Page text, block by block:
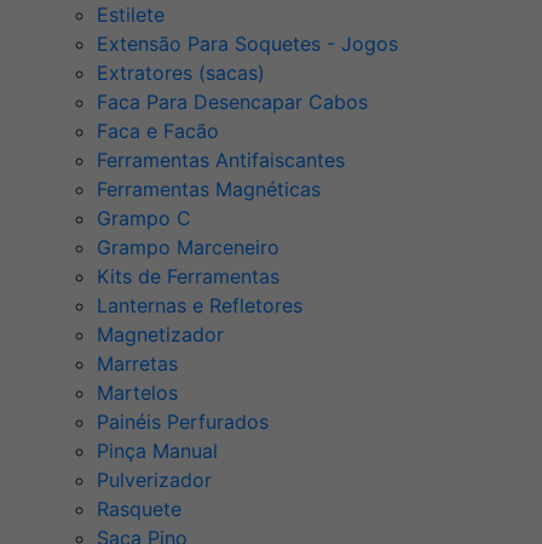
Estilete
Extensão Para Soquetes - Jogos
Extratores (sacas)
Faca Para Desencapar Cabos
Faca e Facão
Ferramentas Antifaiscantes
Ferramentas Magnéticas
Grampo C
Grampo Marceneiro
Kits de Ferramentas
Lanternas e Refletores
Magnetizador
Marretas
Martelos
Painéis Perfurados
Pinça Manual
Pulverizador
Rasquete
Saca Pino